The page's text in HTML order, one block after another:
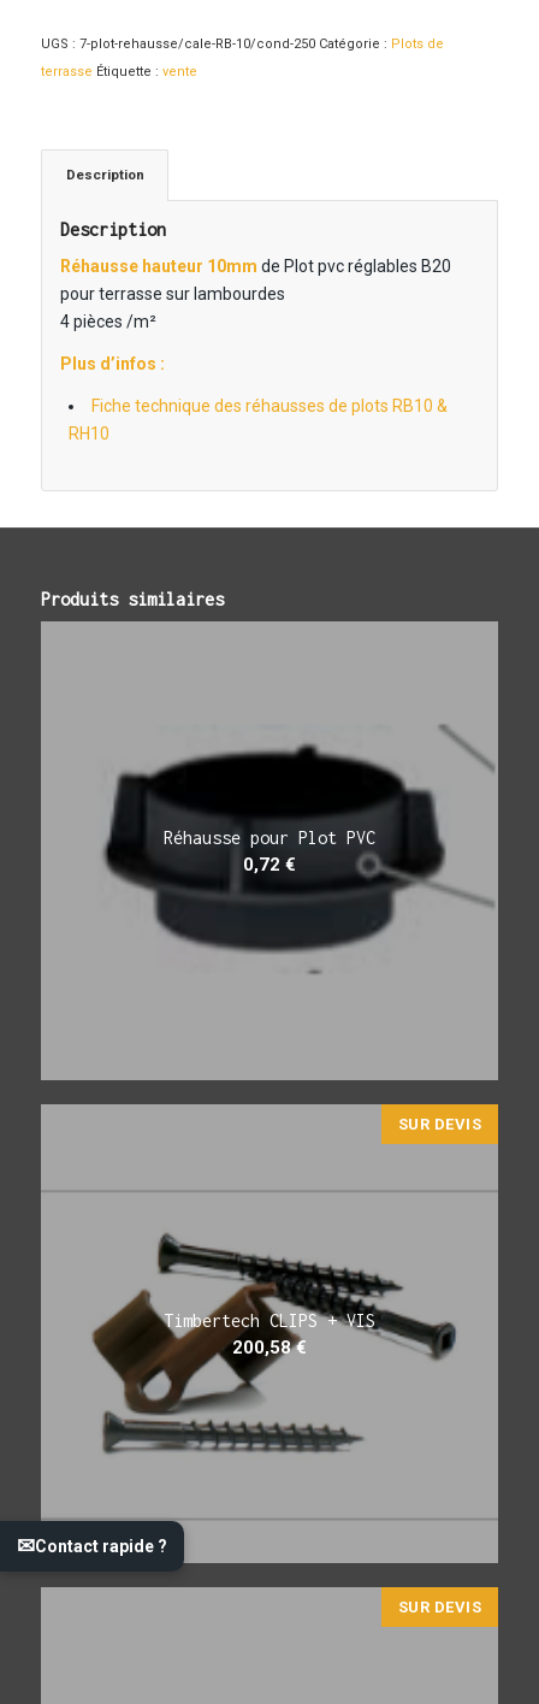
UGS : 7-plot-rehausse/cale-RB-10/cond-250 Catégorie : Plots de
terrasse Étiquette : vente
Description
Description
Réhausse hauteur 10mm de Plot pvc réglables B20
pour terrasse sur lambourdes
4 pièces /m²
Plus d’infos :
Fiche technique des réhausses de plots RB10 &
RH10
Produits similaires
Réhausse pour Plot PVC
0,72 €
SUR DEVIS
Timbertech CLIPS + VIS
200,58€
SUR DEVIS
✉Contact rapide ?